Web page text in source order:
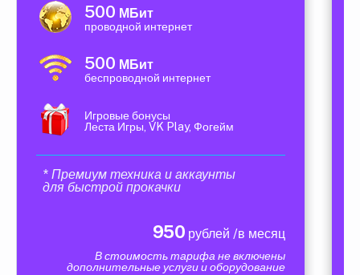
500 МБит
проводной интернет
500 МБит
беспроводной интернет
Игровые бонусы
Леста Игры, VK Play, Фогейм
* Премиум техника и аккаунты
для быстрой прокачки
950 рублей /в месяц
В стоимость тарифа не включены
дополнительные услуги и оборудование